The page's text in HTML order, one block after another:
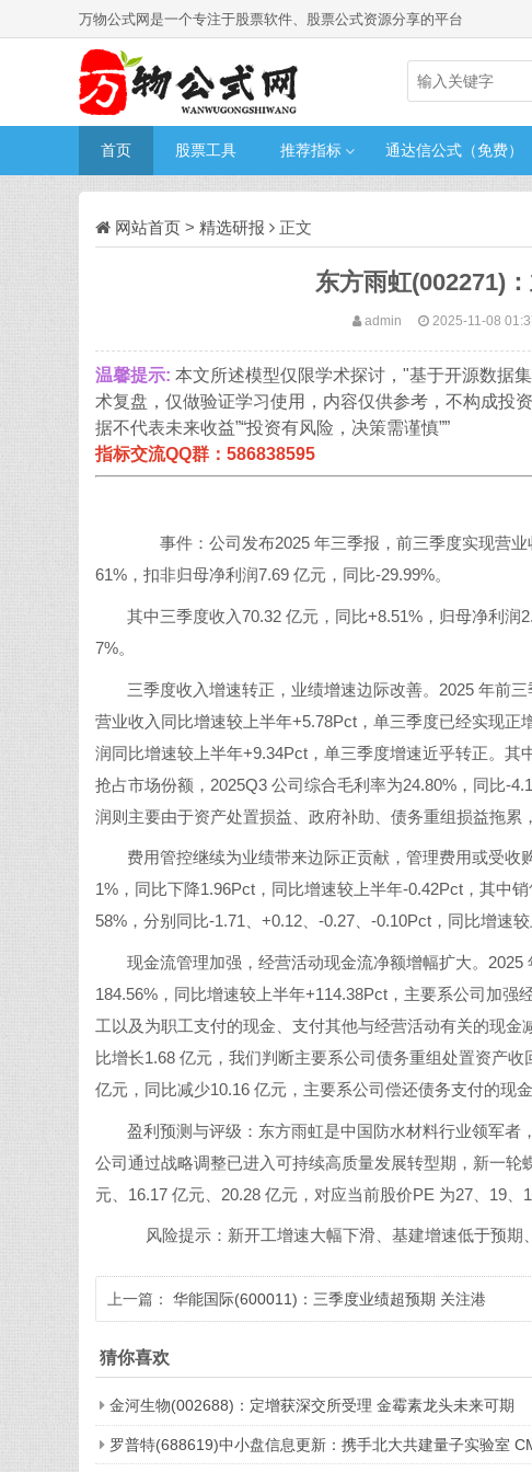
万物公式网是一个专注于股票软件、股票公式资源分享的平台
首页 股票工具 推荐指标 通达信公式（免费）
网站首页 > 精选研报 正文
东方雨虹(002271)
admin 2025-11-08
温馨提示: 本文所述模型仅限学术探讨，"基于开源数据
术复盘，仅做验证学习使用，内容仅供参考，不构成投
据不代表未来收益”“投资有风险，决策需谨慎””
指标交流QQ群：586838595
事件：公司发布2025 年三季报，前三季度实现营业
61%，扣非归母净利润7.69 亿元，同比-29.99%。
其中三季度收入70.32 亿元，同比+8.51%，归母净利
7%。
三季度收入增速转正，业绩增速边际改善。2025 年前
营业收入同比增速较上半年+5.78Pct，单三季度已经实现正
润同比增速较上半年+9.34Pct，单三季度增速近乎转正。
抢占市场份额，2025Q3 公司综合毛利率为24.80%，同比-
润则主要由于资产处置损益、政府补助、债务重组损益拖累
费用管控继续为业绩带来边际正贡献，管理费用或受
1%，同比下降1.96Pct，同比增速较上半年-0.42Pct，其中
58%，分别同比-1.71、+0.12、-0.27、-0.10Pct，同比增速
现金流管理加强，经营活动现金流净额增幅扩大。
184.56%，同比增速较上半年+114.38Pct，主要系公司加
工以及为职工支付的现金、支付其他与经营活动有关的现
比增长1.68 亿元，我们判断主要系公司债务重组处置资产
亿元，同比减少10.16 亿元，主要系公司偿还债务支付的现
盈利预测与评级：东方雨虹是中国防水材料行业领军者
公司通过战略调整已进入可持续高质量发展转型期，新一
元、16.17 亿元、20.28 亿元，对应当前股价PE 为27、19、
风险提示：新开工增速大幅下滑、基建增速低于预期
上一篇： 华能国际(600011)：三季度业绩超预期 关注港
猜你喜欢
金河生物(002688)：定增获深交所受理 金霉素龙头未来可期
罗普特(688619)中小盘信息更新：携手北大共建量子实验室